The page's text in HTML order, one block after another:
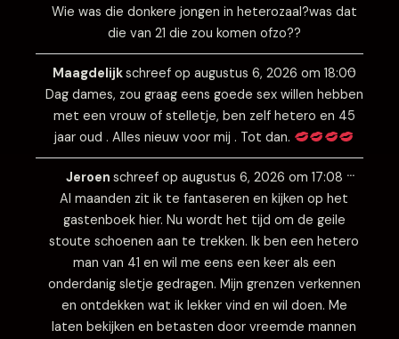
Wie was die donkere jongen in heterozaal?was dat
die van 21 die zou komen ofzo??
Maagdelijkschreef op augustus 6, 2026 om 18:00
Dag dames, zou graag eens goede sex willen hebben
met een vrouw of stelletje, ben zelf hetero en 45
jaar oud . Alles nieuw voor mij . Tot dan.
…
Wissel
deze
Jeroen schreef op augustus 6, 2026 om 17:08
Al maanden zit ik te fantaseren en kijken op het
gastenboek hier. Nu wordt het tijd om de geile
stoute schoenen aan te trekken. Ik ben een hetero
man van 41 en wil me eens een keer als een
onderdanig sletje gedragen. Mijn grenzen verkennen
en ontdekken wat ik lekker vind en wil doen. Me
laten bekijken en betasten door vreemde mannen
…
Wissel
deze